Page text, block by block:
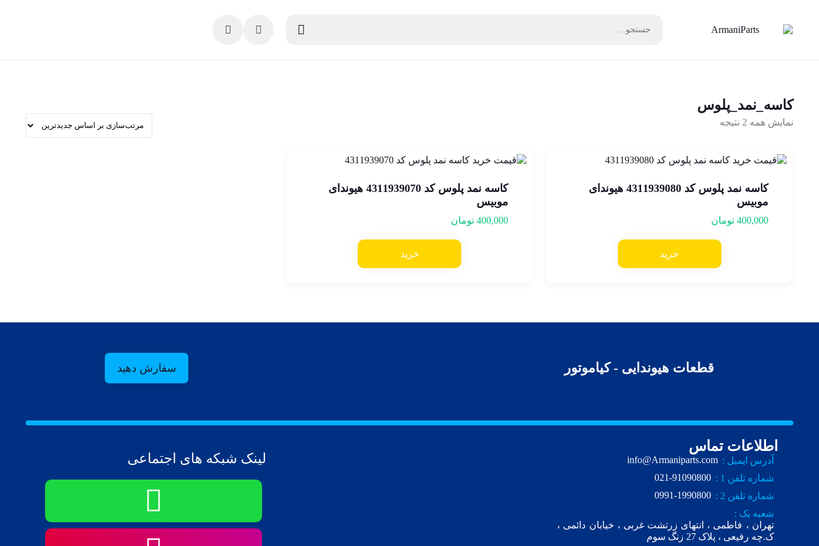
کاسه_نمد_پلوس
نمایش همه 2 نتیجه
کاسه نمد پلوس کد 4311939080 هیوندای
موبیس
400,000 تومان
خرید
کاسه نمد پلوس کد 4311939070 هیوندای
موبیس
400,000 تومان
خرید
قطعات هیوندایی - کیاموتور سفارش دهید
اطلاعات تماس
آدرس ایمیل : info@Armaniparts.com
شماره تلفن 1 :
021-91090800
شماره تلفن 2 :
0991-1990800
شعبه یک :
تهران ، فاطمی ، انتهای زرتشت غربی ، خیابان دائمی ،
ک.چه رفیعی ، پلاک 27 زنگ سوم
لینک شبکه های اجتماعی